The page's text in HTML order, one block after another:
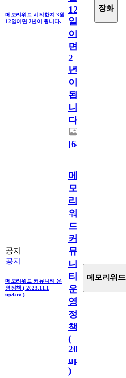
메모리워드 시작한지 3월
12일이면 2년이 됩니다.
12
일
이
면
2
년
이
됩
니
다.
[64
장화
공지
공지
메모리워드 커뮤니티 운
영정책 ( 2023.11.1
update )
메
모
리
워
드
커
뮤
니
티
운
영
정
책
(
2023.11.1
update
)
메모리워드